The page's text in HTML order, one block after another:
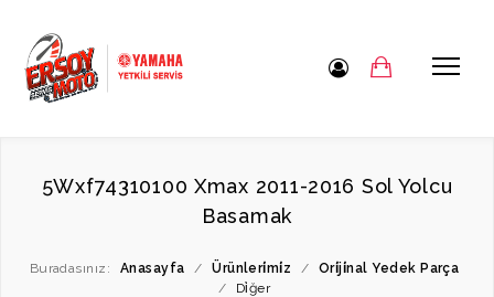
5Wxf74310100 Xmax 2011-2016 Sol Yolcu
Basamak
Buradasınız: Anasayfa / Ürünleri̇mi̇z /
Ori̇ji̇nal Yedek Parça
/
Di̇ğer